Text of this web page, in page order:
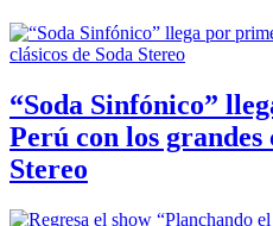
“Soda Sinfónico”
Perú con los grandes
Stereo